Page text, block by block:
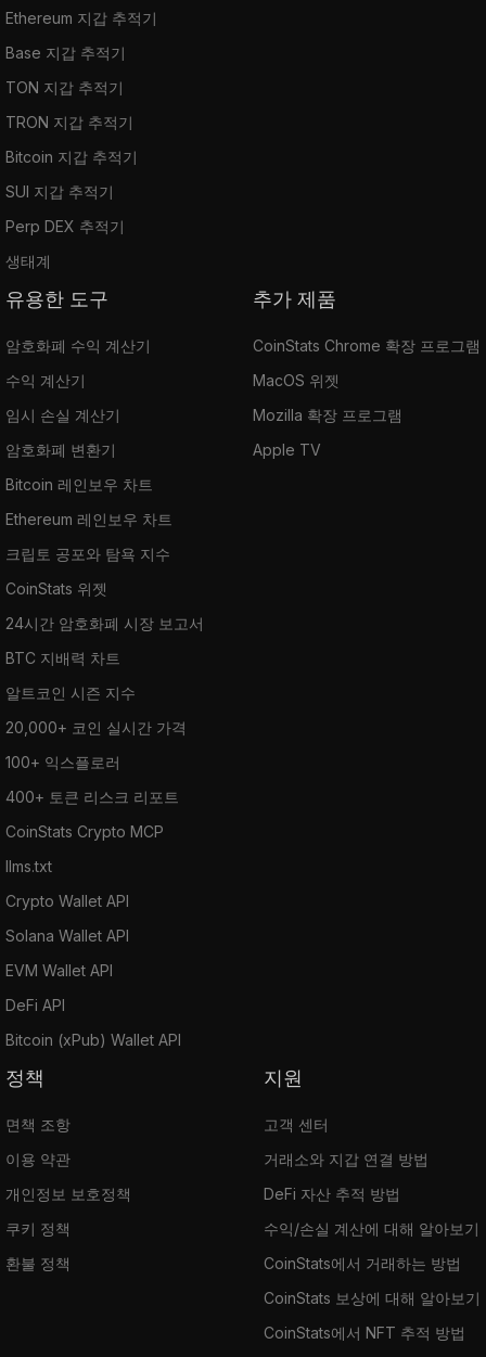
Ethereum 지갑 추적기
Base 지갑 추적기
TON 지갑 추적기
TRON 지갑 추적기
Bitcoin 지갑 추적기
SUI 지갑 추적기
Perp DEX 추적기
생태계
유용한 도구
암호화폐 수익 계산기
수익 계산기
임시 손실 계산기
암호화폐 변환기
Bitcoin 레인보우 차트
Ethereum 레인보우 차트
크립토 공포와 탐욕 지수
CoinStats 위젯
24시간 암호화폐 시장 보고서
BTC 지배력 차트
알트코인 시즌 지수
20,000+ 코인 실시간 가격
100+ 익스플로러
400+ 토큰 리스크 리포트
CoinStats Crypto MCP
llms.txt
Crypto Wallet API
Solana Wallet API
EVM Wallet API
DeFi API
Bitcoin (xPub) Wallet API
추가 제품
CoinStats Chrome 확장 프로그램
MacOS 위젯
Mozilla 확장 프로그램
Apple TV
정책
면책 조항
이용 약관
개인정보 보호정책
쿠키 정책
환불 정책
지원
고객 센터
거래소와 지갑 연결 방법
DeFi 자산 추적 방법
수익/손실 계산에 대해 알아보기
CoinStats에서 거래하는 방법
CoinStats 보상에 대해 알아보기
CoinStats에서 NFT 추적 방법